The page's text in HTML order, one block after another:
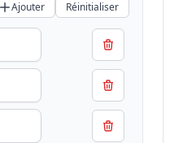
Ajouter Réinitialiser